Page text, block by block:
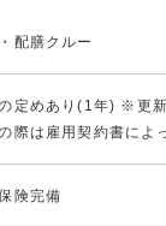
配膳クルー
定めあり(1年) ※更新
際は雇用契約書によ
険完備